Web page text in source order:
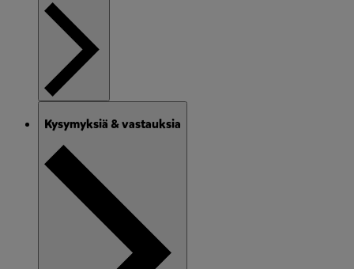
Kysymyksiä & vastauksia